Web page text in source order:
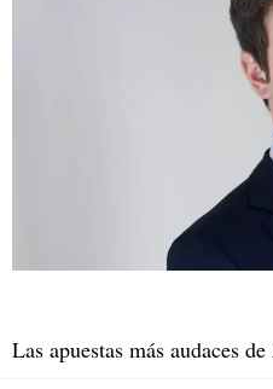
Las apuestas más audaces